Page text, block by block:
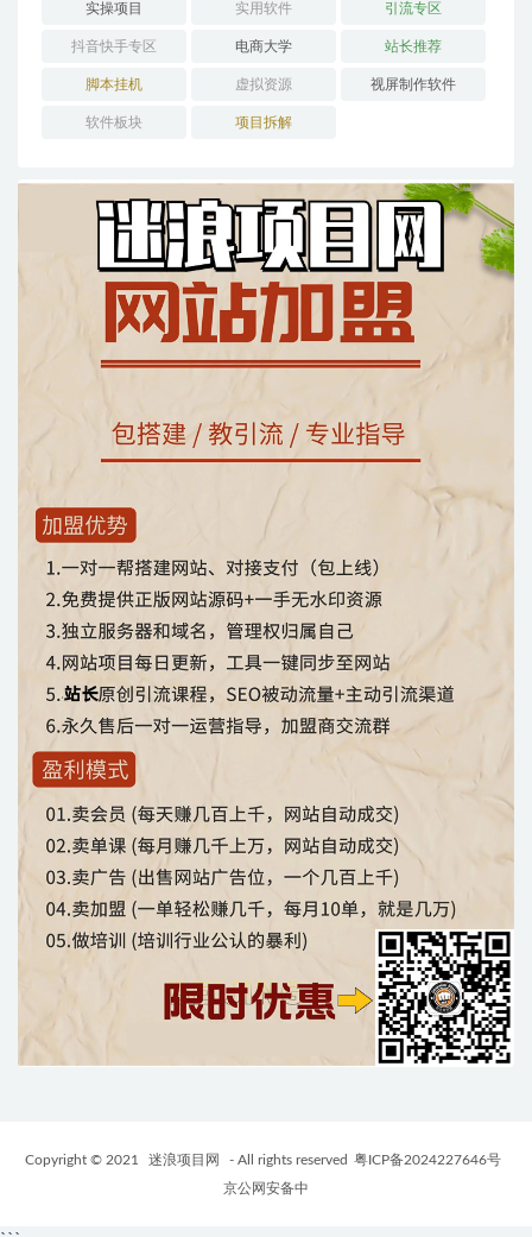
实操项目 实用软件 引流专区
抖音快手专区 电商大学 站长推荐
脚本挂机 虚拟资源 视屏制作软件
软件板块 项目拆解
Copyright © 2021 迷浪项目网 - All rights reserved 粤ICP备2024227646号
京公网安备中